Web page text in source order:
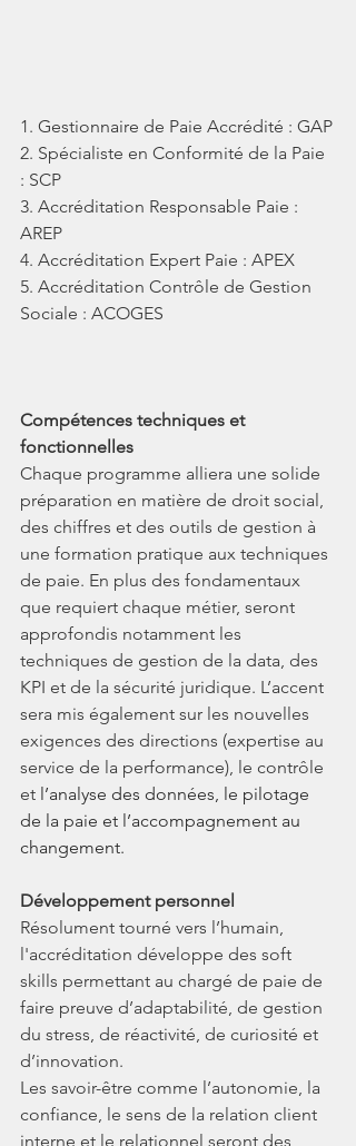
1. Gestionnaire de Paie Accrédité : GAP
2. Spécialiste en Conformité de la Paie
: SCP
3. Accréditation Responsable Paie :
AREP
4. Accréditation Expert Paie : APEX
5. Accréditation Contrôle de Gestion
Sociale : ACOGES
Compétences techniques et
fonctionnelles
Chaque programme alliera une solide
préparation en matière de droit social,
des chiffres et des outils de gestion à
une formation pratique aux techniques
de paie. En plus des fondamentaux
que requiert chaque métier, seront
approfondis notamment les
techniques de gestion de la data, des
KPI et de la sécurité juridique. L’accent
sera mis également sur les nouvelles
exigences des directions (expertise au
service de la performance), le contrôle
et l’analyse des données, le pilotage
de la paie et l’accompagnement au
changement.
Développement personnel
Résolument tourné vers l’humain,
l'accréditation développe des soft
skills permettant au chargé de paie de
faire preuve d’adaptabilité, de gestion
du stress, de réactivité, de curiosité et
d’innovation.
Les savoir-être comme l’autonomie, la
confiance, le sens de la relation client
interne et le relationnel seront des